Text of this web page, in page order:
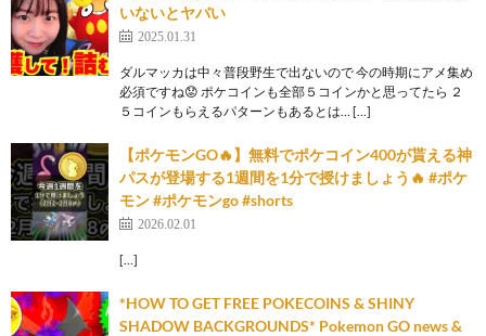
いないとヤバい
2025.01.31
ダルマッカは中々普段野生で出ないので 今の時期にアメ集め
必須ですね😟 ポケコインも全部５コインかと思ってたら ２
５コインもらえるパターンもあるとは… […]
【ポケモンGO🔥】無料でポケコイン400が貰える神
パスが登場する1週間を1分で授けましょう🔥 #ポケ
モン #ポケモンgo #shorts
2026.02.01
[…]
*HOW TO GET FREE POKECOINS & SHINY
SHADOW BACKGROUNDS* Pokemon GO news &